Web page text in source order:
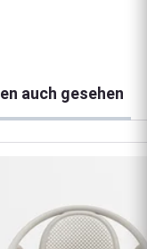
auch gesehen